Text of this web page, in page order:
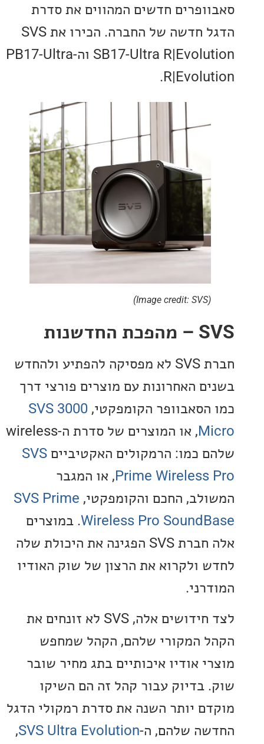
חדשים המהווים את סדרת
הדגל חדשה של החברה. הכירו את SVS
SB17-Ultra R|Evolution וה-PB17-Ultra
חברת SVS לא מפסיקה להפתיע ולהחדש
האחרונות עם מוצרים פורצי דרך
הקומפקטי,SVS 3000
, או המוצרים של סדרת ה-wireless
כמו: הרמקולים האקטיבייםSVS
Prime, או המגבר
החכם והקומפקטי,SVS Prime
Wireless Pro. במוצרים
אלה חברת SVS הפגינה את היכולת שלה
ולקרוא את הרצון של שוק האודיו
לצד חידושים אלה, SVS לא זונחים את
המקורי שלהם, הקהל שמחפש
אודיו איכותיים בתג מחיר שובר
בדיוק עבור קהל זה הם השיקו
יותר השנה את סדרת רמקולי הדגל
שלהם, ה- SVS Ultra Evolution
,